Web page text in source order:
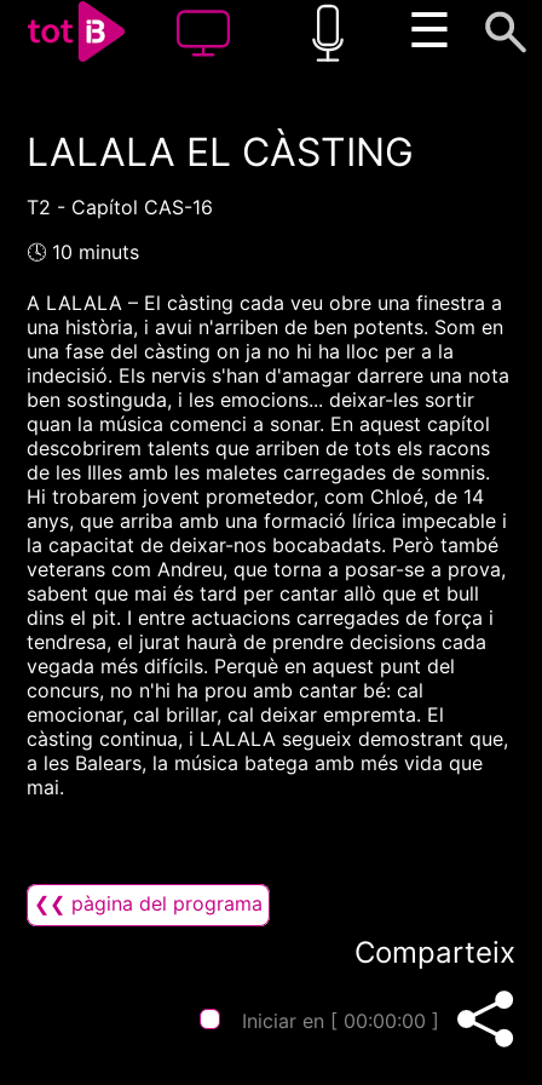
☰
00:00 00:00
1x
LALALA EL CÀSTING
T2 - Capítol CAS-16
🕓 10 minuts
A LALALA – El càsting cada veu obre una finestra a
una història, i avui n'arriben de ben potents. Som en
una fase del càsting on ja no hi ha lloc per a la
indecisió. Els nervis s'han d'amagar darrere una nota
ben sostinguda, i les emocions... deixar-les sortir
quan la música comenci a sonar. En aquest capítol
descobrirem talents que arriben de tots els racons
de les Illes amb les maletes carregades de somnis.
Hi trobarem jovent prometedor, com Chloé, de 14
anys, que arriba amb una formació lírica impecable i
la capacitat de deixar-nos bocabadats. Però també
veterans com Andreu, que torna a posar-se a prova,
sabent que mai és tard per cantar allò que et bull
dins el pit. I entre actuacions carregades de força i
tendresa, el jurat haurà de prendre decisions cada
vegada més difícils. Perquè en aquest punt del
concurs, no n'hi ha prou amb cantar bé: cal
emocionar, cal brillar, cal deixar empremta. El
càsting continua, i LALALA segueix demostrant que,
a les Balears, la música batega amb més vida que
mai.
❮❮ pàgina del programa
Comparteix
Iniciar en [ 00:00:00 ]